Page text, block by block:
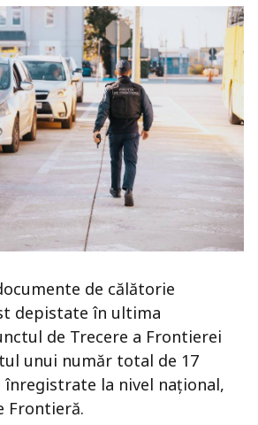
de călătorie
depistate în ultima
de Trecere a Frontierei
unui număr total de 17
la nivel național,
Frontieră.